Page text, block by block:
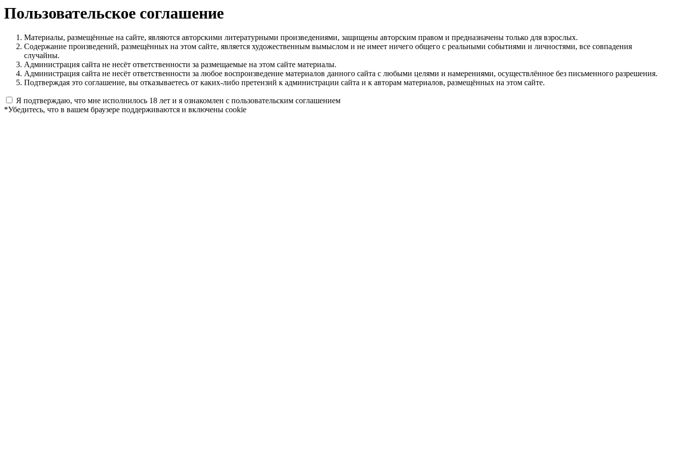
Пользовательское соглашение
Материалы, размещённые на сайте, являются авторскими литературными произведениями, защищены авторским правом и предназначены только для взрослых.
Содержание произведений, размещённых на этом сайте, является художественным вымыслом и не имеет ничего общего с реальными событиями и личностями, все совпадения
случайны.
Администрация сайта не несёт ответственности за размещаемые на этом сайте материалы.
Администрация сайта не несёт ответственности за любое воспроизведение материалов данного сайта с любыми целями и намерениями, осуществлённое без письменного разрешения.
Подтверждая это соглашение, вы отказываетесь от каких-либо претензий к администрации сайта и к авторам материалов, размещённых на этом сайте.
Я подтверждаю, что мне исполнилось 18 лет и я ознакомлен с пользовательским соглашением
*Убедитесь, что в вашем браузере поддерживаются и включены cookie